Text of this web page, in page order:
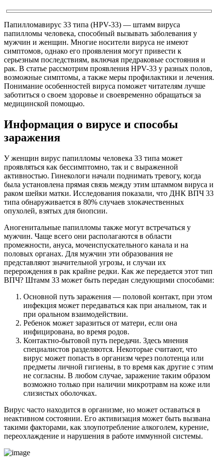
Папилломавирус 33 типа (HPV-33) — штамм вируса
папилломы человека, способный вызывать заболевания у
мужчин и женщин. Многие носители вируса не имеют
симптомов, однако его проявления могут привести к
серьезным последствиям, включая предраковые состояния и
рак. В статье рассмотрим проявления HPV-33 у разных полов,
возможные симптомы, а также меры профилактики и лечения.
Понимание особенностей вируса поможет читателям лучше
заботиться о своем здоровье и своевременно обращаться за
медицинской помощью.
Информация о вирусе и способы
заражения
У женщин вирус папилломы человека 33 типа может
проявляться как бессимптомно, так и с выраженной
активностью. Гинекологи начали поднимать тревогу, когда
была установлена прямая связь между этим штаммом вируса и
раком шейки матки. Исследования показали, что ДНК ВПЧ 33
типа обнаруживается в 80% случаев злокачественных
опухолей, взятых для биопсии.
Аногенитальные папилломы также могут встречаться у
мужчин. Чаще всего они располагаются в области
промежности, ануса, мочеиспускательного канала и на
половых органах. Для мужчин эти образования не
представляют значительной угрозы, и случаи их
перерождения в рак крайне редки. Как же передается этот тип
ВПЧ? Штамм 33 может быть передан следующими способами:
Основной путь заражения — половой контакт, при этом
инфекция может передаваться как при анальном, так и
при оральном взаимодействии.
Ребенок может заразиться от матери, если она
инфицирована, во время родов.
Контактно-бытовой путь передачи. Здесь мнения
специалистов разделяются. Некоторые считают, что
вирус может попасть в организм через полотенца или
предметы личной гигиены, в то время как другие с этим
не согласны. В любом случае, заражение таким образом
возможно только при наличии микротравм на коже или
слизистых оболочках.
Вирус часто находится в организме, но может оставаться в
неактивном состоянии. Его активизация может быть вызвана
такими факторами, как злоупотребление алкоголем, курение,
переохлаждение и нарушения в работе иммунной системы.